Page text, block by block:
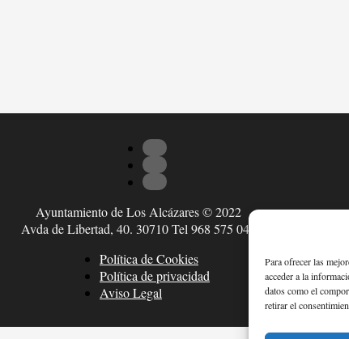
Para ofrecer las
acceder a la
datos como el
retirar el
Ayuntamiento de Los Alcázares © 2022
Avda de Libertad, 40. 30710 Tel 968 575 047
Política de Cookies
Política de privacidad
Aviso Legal